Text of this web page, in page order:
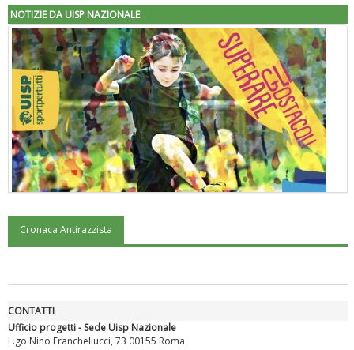
NOTIZIE DA UISP NAZIONALE
"Superare gli ostacoli": la relazione di Tiziano Pesce al CN Uisp
Cronaca Antirazzista
CONTATTI
Ufficio progetti - Sede Uisp Nazionale
L.go Nino Franchellucci, 73 00155 Roma